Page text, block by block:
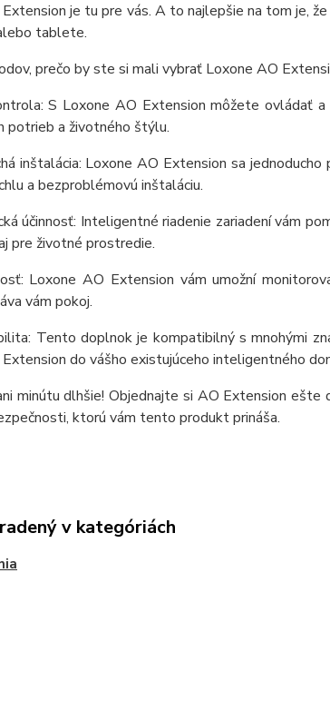
je tu pre vás. A to najlepšie na tom je,
tablete.
prečo by ste si mali vybrať Loxone AO
S Loxone AO Extension môžete ovládať
potrieb a životného štýlu.
inštalácia: Loxone AO Extension sa
a bezproblémovú inštaláciu.
účinnosť: Inteligentné riadenie zariadení vám
pre životné prostredie.
Loxone AO Extension vám umožní
vám pokoj.
Tento doplnok je kompatibilný s mnohými
do vášho existujúceho inteligentného
minútu dlhšie! Objednajte si AO Extension
ktorú vám tento produkt prináša.
v kategóriách